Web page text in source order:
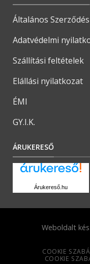
Általános
Adatvédelmi
Szállítási feltételek
Elállási nyilatkozat
ÉMI
GY.I.K.
ÁRUKERESŐ
Árukereső.hu
Weboldalt
COOKIE
COOKIE